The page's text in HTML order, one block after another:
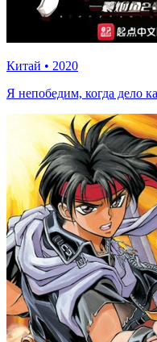
Китай • 2020
Я непобедим, когда дело